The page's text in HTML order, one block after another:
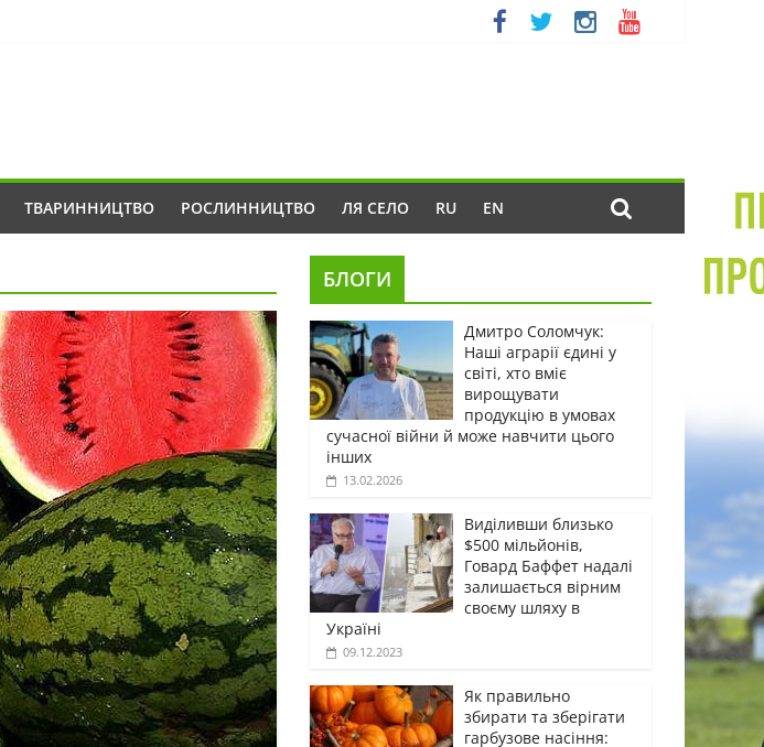
ТВАРИННИЦТВО РОСЛИННИЦТВО ЛЯ СЕЛО RU EN
БЛОГИ
Дмитро Соломчук:
Наші аграрії єдині у
світі, хто вміє
вирощувати
продукцію в умовах
сучасної війни й може навчити цього
інших
13.02.2026
Виділивши близько
$500 мільйонів,
Говард Баффет надалі
залишається вірним
своєму шляху в
Україні
09.12.2023
Як правильно
збирати та зберігати
гарбузове насіння: